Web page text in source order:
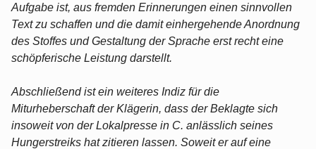
Aufgabe ist, aus fremden Erinnerungen einen sinnvollen
Text zu schaffen und die damit einhergehende Anordnung
des Stoffes und Gestaltung der Sprache erst recht eine
schöpferische Leistung darstellt.
Abschließend ist ein weiteres Indiz für die
Miturheberschaft der Klägerin, dass der Beklagte sich
insoweit von der Lokalpresse in C. anlässlich seines
Hungerstreiks hat zitieren lassen. Soweit er auf eine